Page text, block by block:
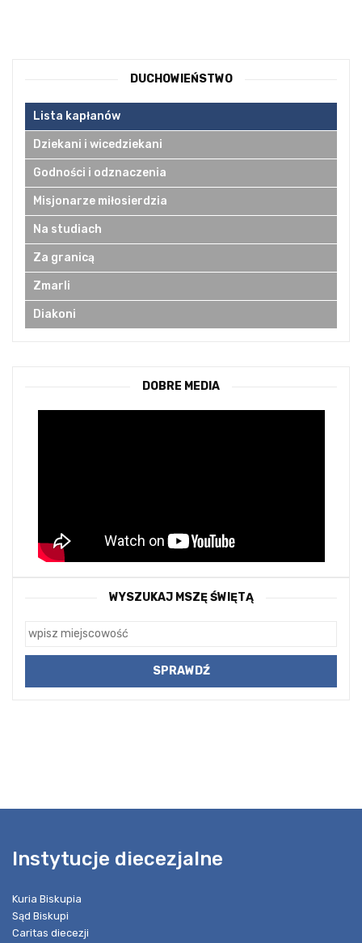
DUCHOWIEŃSTWO
Lista kapłanów
Dziekani i wicedziekani
Godności i odznaczenia
Misjonarze miłosierdzia
Na studiach
Za granicą
Zmarli
Diakoni
DOBRE MEDIA
WYSZUKAJ MSZĘ ŚWIĘTĄ
Instytucje diecezjalne
Kuria Biskupia
Sąd Biskupi
Caritas diecezji